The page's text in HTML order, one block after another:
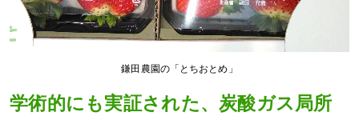
鎌田農園の「とちおとめ」
学術的にも実証された、炭酸ガス局所